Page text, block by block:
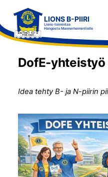
Siirry
sivun
sisältöön
LIONS B-PIIRI
Lions-toimintaa
Hangosta Mannerheimintielle
DofE-yhteistyö
Idea tehty B- ja N-piirin